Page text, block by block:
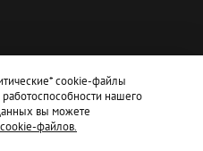
cookie-файлы
нашего
вы можете
файлов.